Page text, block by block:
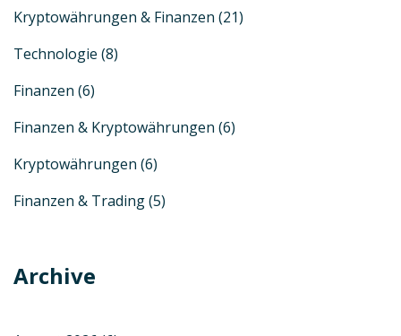
Kryptowährungen & Finanzen (21)
Technologie (8)
Finanzen (6)
Finanzen & Kryptowährungen (6)
Kryptowährungen (6)
Finanzen & Trading(5)
Archive